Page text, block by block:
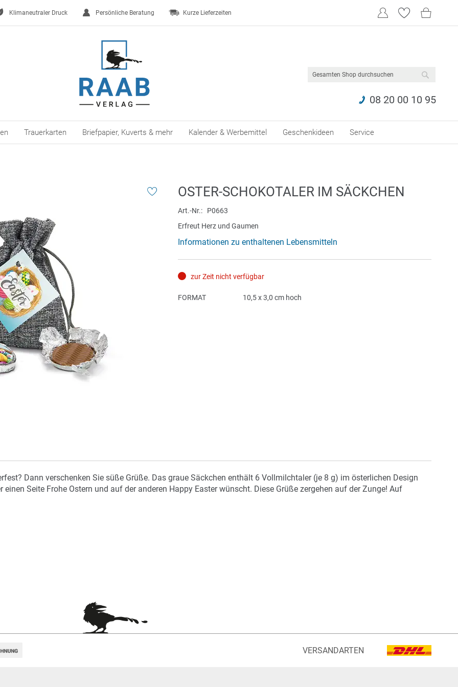
Klimaneutraler Druck Persönliche Beratung Kurze Lieferzeiten
08 20 00 10 95
Trauerkarten Briefpapier, Kuverts & mehr Kalender & Werbemittel Geschenkideen Service
OSTER-SCHOKOTALER IM SÄCKCHEN
Art.-Nr.
P0663
Erfreut Herz und Gaumen
Informationen zu enthaltenen Lebensmitteln
zur Zeit nicht verfügbar
FORMAT 10,5 x 3,0 cm hoch
Dann verschenken Sie süße Grüße. Das graue Säckchen enthält 6 Vollmilchtaler (je 8 g) im österlichen Design
Seite Frohe Ostern und auf der anderen Happy Easter wünscht. Diese Grüße zergehen auf der Zunge! Auf
VERSANDARTEN